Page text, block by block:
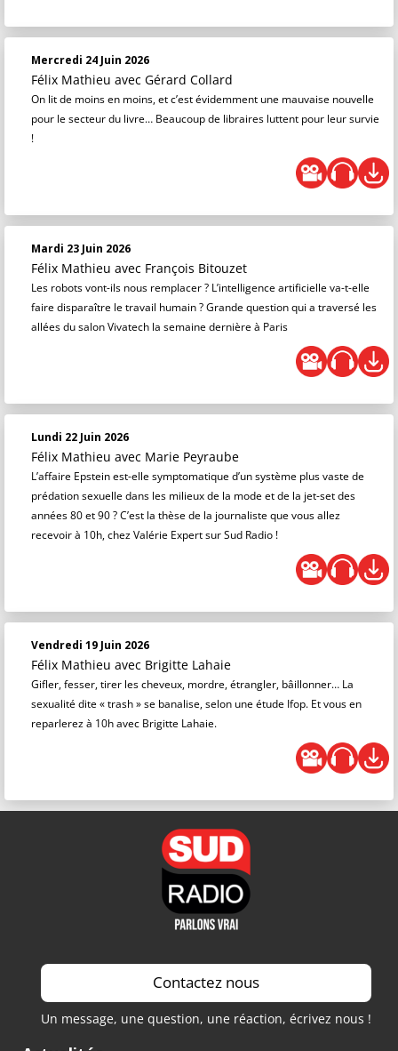
Mercredi 24 Juin 2026
Félix Mathieu avec Gérard Collard
On lit de moins en moins, et c’est évidemment une mauvaise nouvelle
pour le secteur du livre… Beaucoup de libraires luttent pour leur survie
!
Mardi 23 Juin 2026
Félix Mathieu avec François Bitouzet
Les robots vont-ils nous remplacer ? L’intelligence artificielle va-t-elle
faire disparaître le travail humain ? Grande question qui a traversé les
allées du salon Vivatech la semaine dernière à Paris
Lundi 22 Juin 2026
Félix Mathieu avec Marie Peyraube
L’affaire Epstein est-elle symptomatique d’un système plus vaste de
prédation sexuelle dans les milieux de la mode et de la jet-set des
années 80 et 90 ? C’est la thèse de la journaliste que vous allez
recevoir à 10h, chez Valérie Expert sur Sud Radio !
Vendredi 19 Juin 2026
Félix Mathieu avec Brigitte Lahaie
Gifler, fesser, tirer les cheveux, mordre, étrangler, bâillonner… La
sexualité dite « trash » se banalise, selon une étude Ifop. Et vous en
reparlerez à 10h avec Brigitte Lahaie.
Contactez nous
Un message, une question, une réaction, écrivez nous !